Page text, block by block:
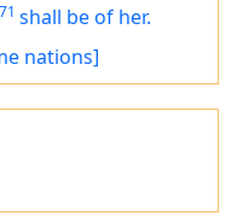
shall be of her.
nations]